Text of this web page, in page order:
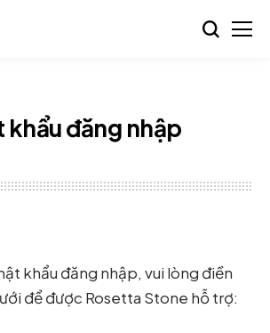
khẩu đăng nhập
khẩu đăng nhập, vui lòng điền
để được Rosetta Stone hỗ trợ: